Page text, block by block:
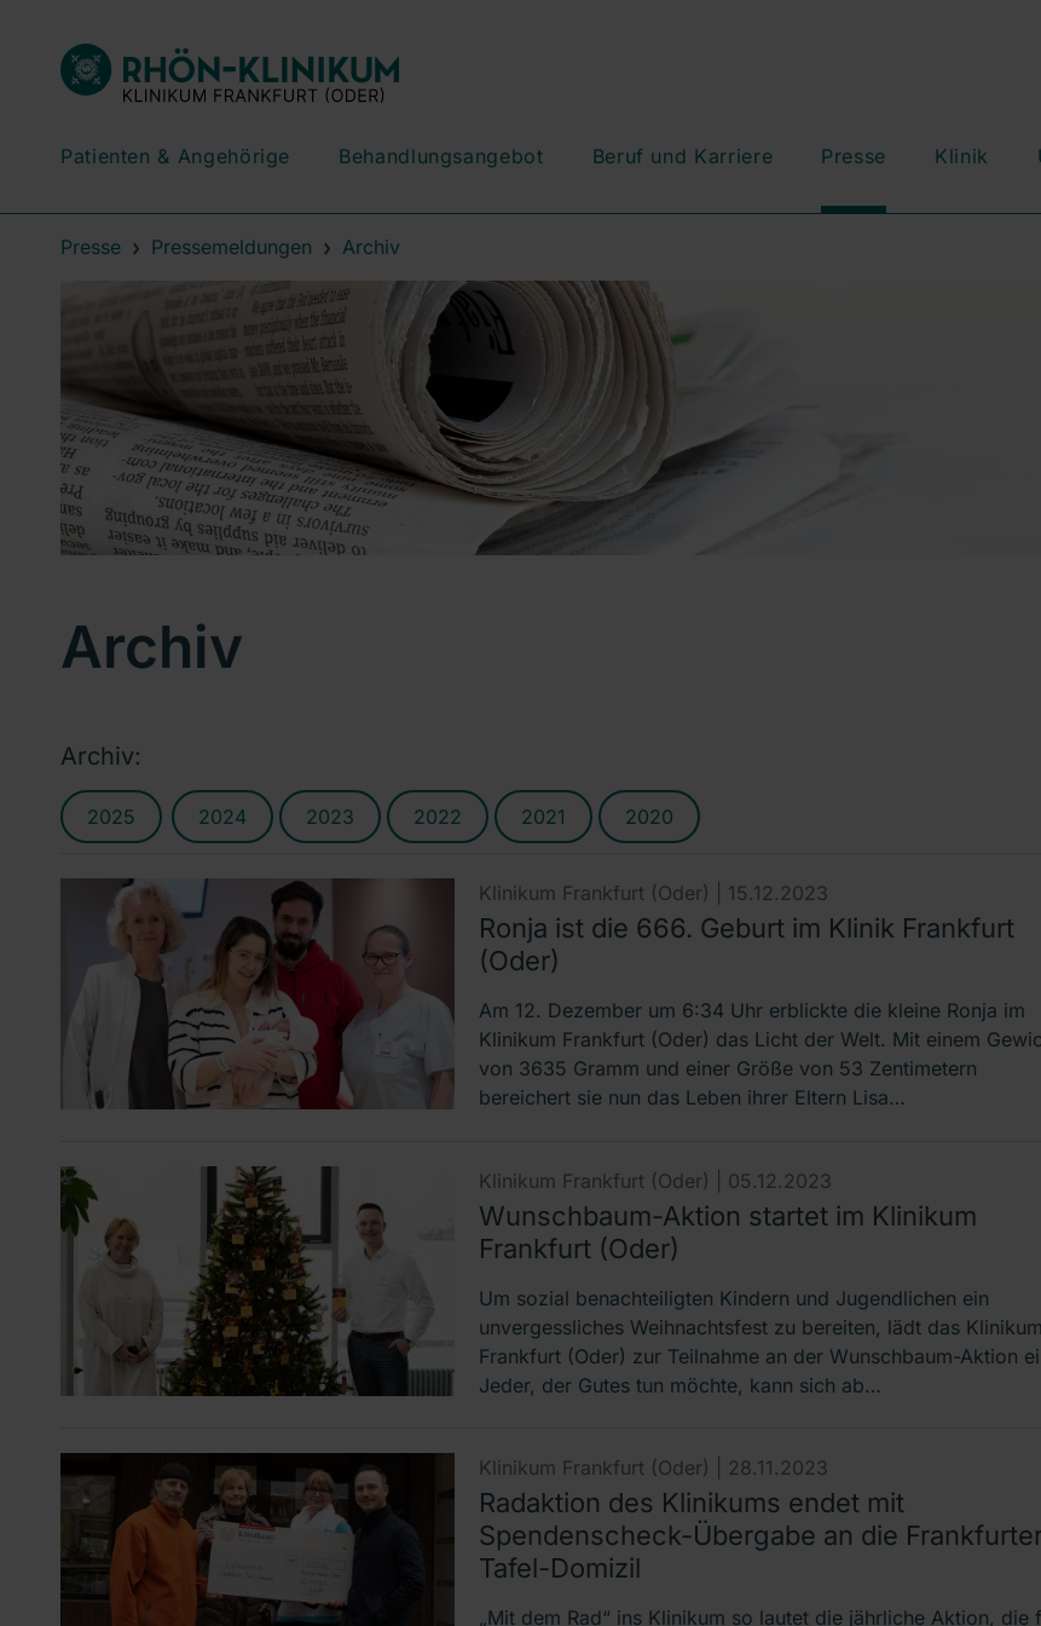
Patienten & Angehörige Behandlungsangebot Beruf und Karriere Presse Klinik
Presse Pressemeldungen Archiv
Archiv
Archiv:
2025 2024 2023 2022 2021 2020
Klinikum Frankfurt (Oder) | 15.12.2023
Ronja ist die 666. Geburt im Klinik Frankfurt
(Oder)
Am 12. Dezember um 6:34 Uhr erblickte die kleine Ronja im
Klinikum Frankfurt (Oder) das Licht der Welt. Mit einem
von 3635 Gramm und einer Größe von 53 Zentimetern
bereichert sie nun das Leben ihrer Eltern Lisa…
Klinikum Frankfurt (Oder) | 05.12.2023
Wunschbaum-Aktion startet im Klinikum
Frankfurt (Oder)
Um sozial benachteiligten Kindern und Jugendlichen ein
unvergessliches Weihnachtsfest zu bereiten, lädt das Klinikum
Frankfurt (Oder) zur Teilnahme an der Wunschbaum-Aktion
Jeder, der Gutes tun möchte, kann sich ab…
Klinikum Frankfurt (Oder) | 28.11.2023
Radaktion des Klinikums endet mit
Spendenscheck-Übergabe an die
Tafel-Domizil
„Mit dem Rad“ ins Klinikum so lautet die jährliche Aktion, die